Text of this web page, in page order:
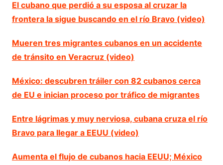
El cubano que perdió a su esposa al cruzar la
frontera la sigue buscando en el río Bravo (video)
Mueren tres migrantes cubanos en un accidente
de tránsito en Veracruz (video)
México: descubren tráiler con 82 cubanos cerca
de EU e inician proceso por tráfico de migrantes
Entre lágrimas y muy nerviosa, cubana cruza el río
Bravo para llegar a EEUU (video)
Aumenta el flujo de cubanos hacia EEUU; México